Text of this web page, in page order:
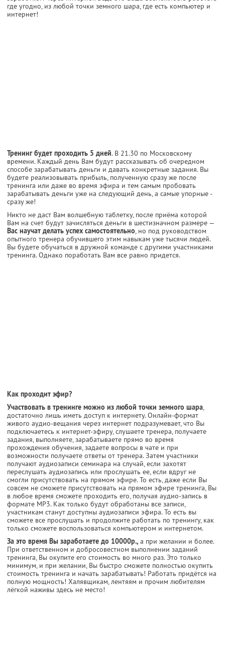
где угодно, из любой точки земного шара, где есть компьютер и
интернет!
Тренинг будет проходить 5 дней. В 21.30 по Московскому
времени. Каждый день Вам будут рассказывать об очередном
способе зарабатывать деньги и давать конкретные задания. Вы
будете реализовывать прибыль, полученную сразу же после
тренинга или даже во время эфира и тем самым пробовать
зарабатывать деньги уже на следующий день, а самые упорные -
сразу же!
Никто не даст Вам волшебную таблетку, после приёма которой
Вам на счет будут зачисляться деньги в шестизначном размере —
Вас научат делать успех самостоятельно, но под руководством
опытного тренера обучившего этим навыкам уже тысячи людей.
Вы будете обучаться в дружной команде с другими участниками
тренинга. Однако поработать Вам все равно придется.
Как проходит эфир?
Участвовать в тренинге можно из любой точки земного шара,
достаточно лишь иметь доступ к интернету. Онлайн-формат
живого аудио-вещания через интернет подразумевает, что Вы
подключаетесь к интернет-эфиру, слушаете тренера, получаете
задания, выполняете, зарабатываете прямо во время
прохождения обучения, задаете вопросы в чате и при
возможности получаете ответы от тренера. Затем участники
получают аудиозаписи семинара на случай, если захотят
переслушать аудиозапись или прослушать ее, если вдруг не
смогли присутствовать на прямом эфире. То есть, даже если Вы
совсем не сможете присутствовать на прямом эфире тренинга, Вы
в любое время сможете проходить его, получая аудио-запись в
формате MP3. Как только будут обработаны все записи,
участникам станут доступны аудиозаписи эфира. То есть вы
сможете все прослушать и продолжите работать по тренингу, как
только сможете воспользоваться компьютером и интернетом.
За это время Вы заработаете до 10000р., а при желании и более.
При ответственном и добросовестном выполнении заданий
тренинга, Вы окупите его стоимость во много раз. Это только
минимум, и при желании, Вы быстро сможете полностью окупить
стоимость тренинга и начать зарабатывать! Работать придётся на
полную мощность! Халявщикам, лентяям и прочим любителям
лёгкой наживы здесь не место!